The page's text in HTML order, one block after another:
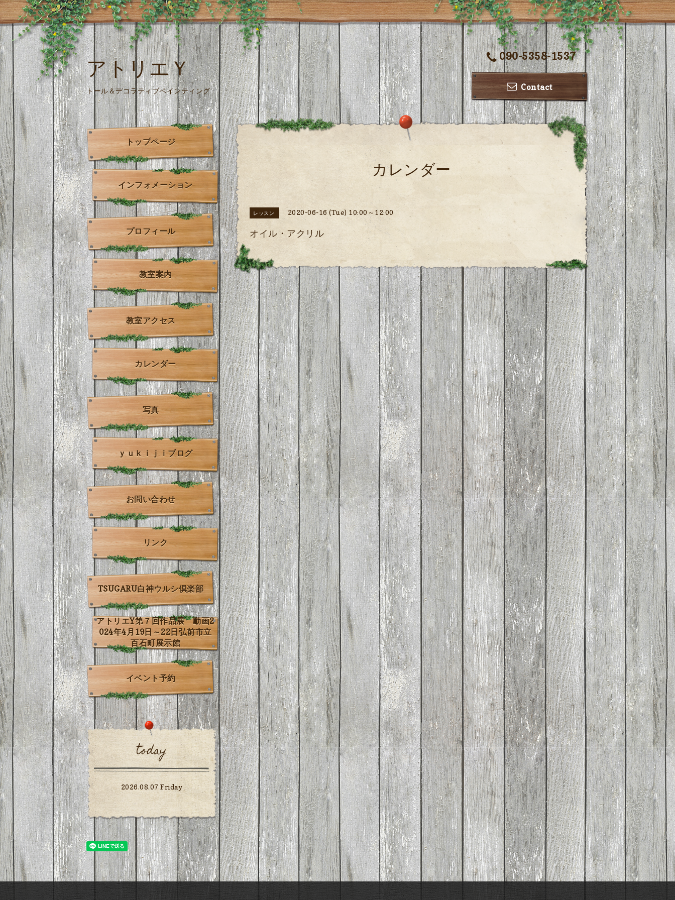
090-5358-1537
Contact
アトリエＹ
トール＆デコラティブペインティング
カレンダー
レッスン 2020-06-16 (Tue) 10:00～12:00
オイル・アクリル
トップページ
インフォメーション
プロフィール
教室案内
教室アクセス
カレンダー
写真
ｙｕｋｉｊｉブログ
お問い合わせ
リンク
TSUGARU白神ウルシ倶楽部
アトリエY第７回作品展 動画2
024年4月19日～22日弘前市立
百石町展示館
イベント予約
today
2026.08.07 Friday